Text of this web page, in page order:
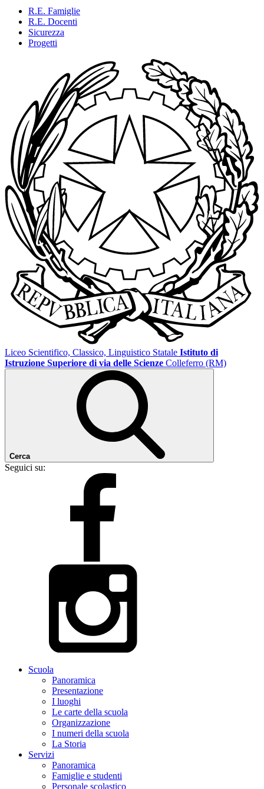
R.E. Famiglie
R.E. Docenti
Sicurezza
Progetti
Liceo Scientifico, Classico, Linguistico Statale Istituto di
Istruzione Superiore di via delle Scienze Colleferro (RM)
Cerca
Seguici su:
Scuola
Panoramica
Presentazione
I luoghi
Le carte della scuola
Organizzazione
I numeri della scuola
La Storia
Servizi
Panoramica
Famiglie e studenti
Personale scolastico